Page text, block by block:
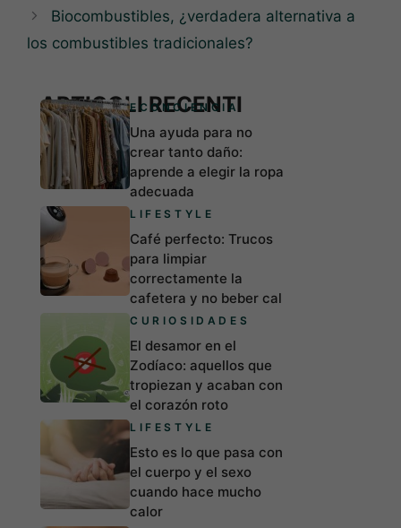
Biocombustibles, ¿verdadera alternativa a
los combustibles tradicionales?
ARTICOLI RECENTI
ECONCIENCIA
Una ayuda para no
crear tanto daño:
aprende a elegir la ropa
adecuada
LIFESTYLE
Café perfecto: Trucos
para limpiar
correctamente la
cafetera y no beber cal
CURIOSIDADES
El desamor en el
Zodíaco: aquellos que
tropiezan y acaban con
el corazón roto
LIFESTYLE
Esto es lo que pasa con
el cuerpo y el sexo
cuando hace mucho
calor